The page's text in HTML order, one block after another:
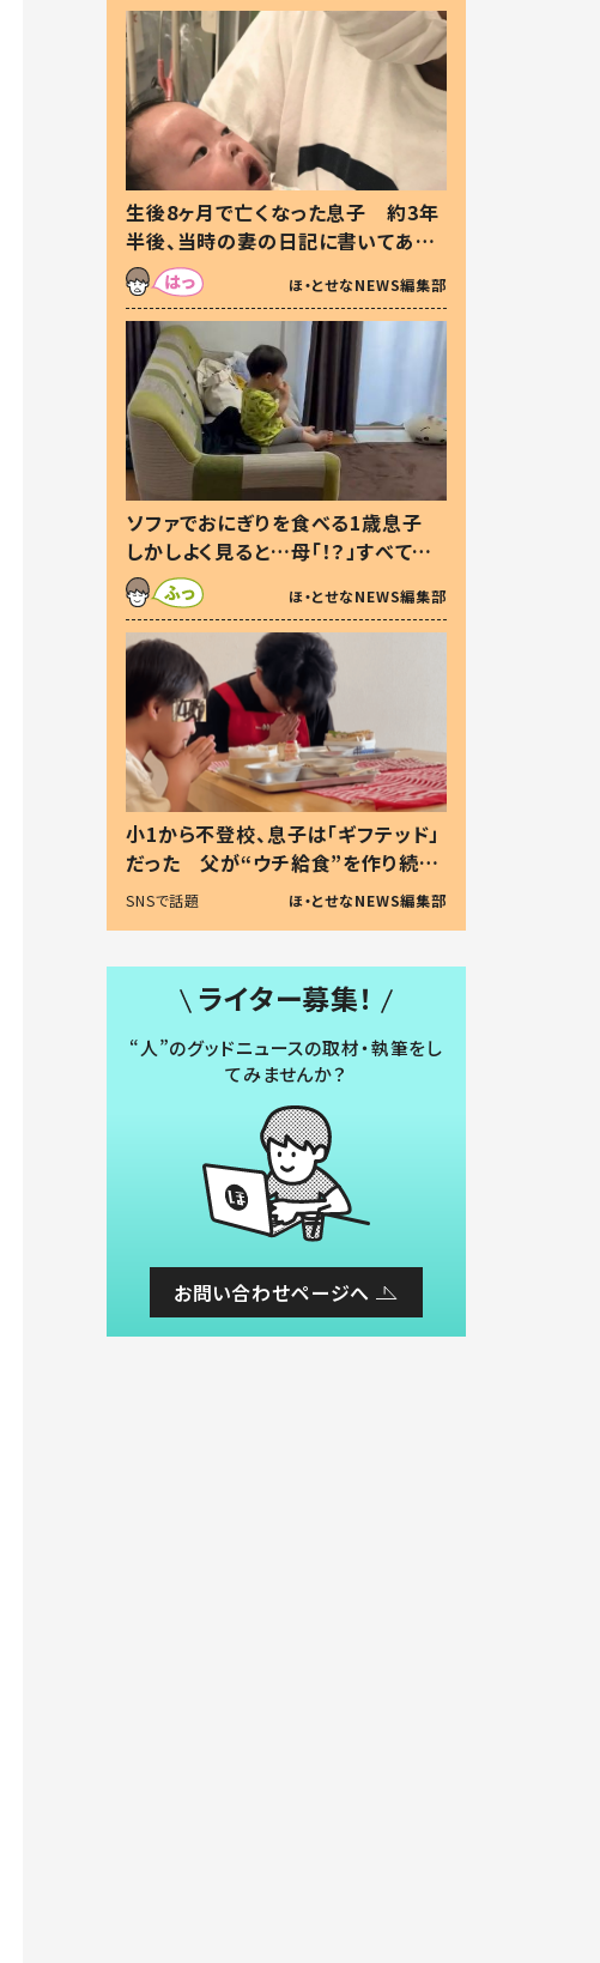
生後8ヶ月で亡くなった息子 約3年
半後、当時の妻の日記に書いてあっ
た本音とは
ほ・とせなNEWS編集部
ソファでおにぎりを食べる1歳息子
しかしよく見ると…母「！？」すべてを
察した母の投稿に「可愛いから許
す！」「現行犯〜」
ほ・とせなNEWS編集部
小1から不登校、息子は「ギフテッド」
だった 父が“ウチ給食”を作り続け
る理由とは #令和の親 #令和の子
SNSで話題 ほ・とせなNEWS編集部
ライター募集！
“人”のグッドニュースの取材・執筆をし
てみませんか？
お問い合わせページへ